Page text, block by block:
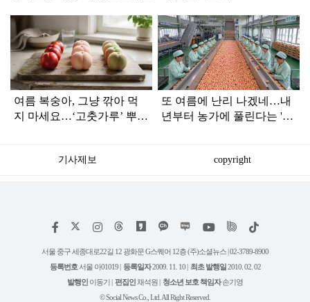
탑
라
인
여름 복숭아, 그냥 깎아 먹
지 마세요…‘고춧가루’ 뿌리
또 여름에 난리 나겠네…내
년부터 농가에 풀린다는 '신
기사제보 copyright
페
스
인
타
램
위
트
유
튜
틱
서울 중구 세종대로22길 12 광화문 G스퀘어 12층 (주)소셜뉴스 | 02-3789-8900
등록번호 서울 아01019 | 등록일자2009. 11. 10 | 최초 발행일 2010. 02. 02
발행인 이동기 | 편집인 채석원 | 청소년 보호 책임자손기영
© Social News Co., Ltd. All Right Reserved.